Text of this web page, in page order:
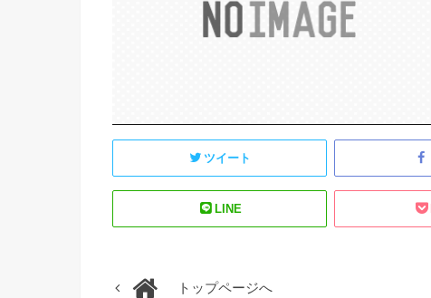
ツイート
LINE
トップページへ